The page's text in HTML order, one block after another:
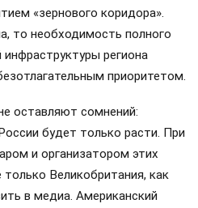
«зернового коридора».
то необходимость полного
региона
приоритетом.
оставляют сомнений:
будет только расти. При
и организатором этих
Великобритания, как
в медиа. Американский